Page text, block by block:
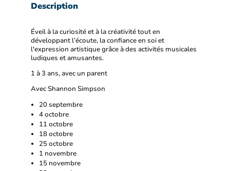
Description
Éveil à la curiosité et à la créativité tout en
développant l’écoute, la confiance en soi et
l'expression artistique grâce à des activités musicales
ludiques et amusantes.
1 à 3 ans, avec un parent
Avec Shannon Simpson
20 septembre
4 octobre
11 octobre
18 octobre
25 octobre
1 novembre
15 novembre